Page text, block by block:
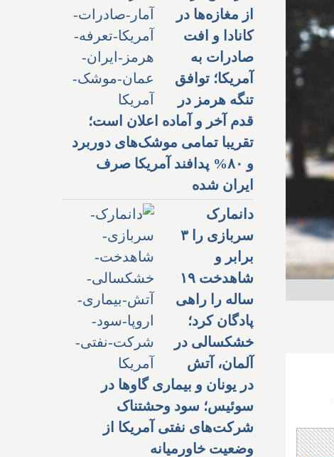
از مغازه‌ها در
کانادا و افت
صادرات به
آمریکا؛ توافق
تنگه هرمز در
قدم آخر و آماده اعلان است؛
تقریبا تمامی موشک‌های دوربرد
و ۸۰% پدافند آمریکا صرف
ایران شده
دانمارک
سربازی را ۳
برابر و
شاهدخت ۱۹
ساله را راهی
پادگان کرد؛
خشکسالی در
آلمان، آتش
در یونان و بیماری گاوها در
سوئیس؛ سود وحشتناک
شرکت‌های نفتی آمریکا از
وضعیت خاورمیانه